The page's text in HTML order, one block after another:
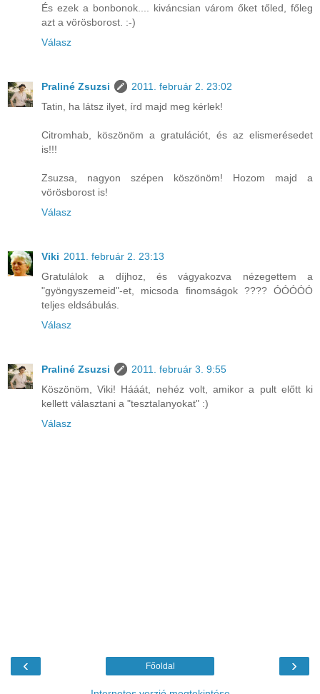
És ezek a bonbonok.... kiváncsian várom őket tőled, főleg
azt a vörösborost. :-)
Válasz
Praliné Zsuzsi
2011. február 2. 23:02
Tatin, ha látsz ilyet, írd majd meg kérlek!
Citromhab, köszönöm a gratulációt, és az elismerésedet
is!!!
Zsuzsa, nagyon szépen köszönöm! Hozom majd a
vörösborost is!
Válasz
Viki 2011. február 2. 23:13
Gratulálok a díjhoz, és vágyakozva nézegettem a
"gyöngyszemeid"-et, micsoda finomságok ???? ÓÓÓÓÓ
teljes eldsábulás.
Válasz
Praliné Zsuzsi
2011. február 3. 9:55
Köszönöm, Viki! Hááát, nehéz volt, amikor a pult előtt ki
kellett választani a "tesztalanyokat" :)
Válasz
‹ ›
Főoldal